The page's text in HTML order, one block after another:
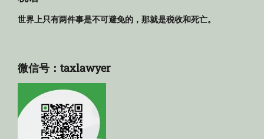
世界上只有两件事是不可避免的，那就是税收和死亡。
微信号：taxlawyer